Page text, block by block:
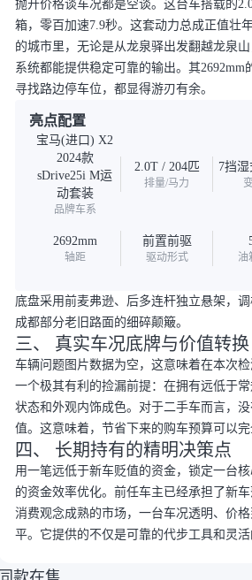
抛开价格谈车况都是空谈。这台车搭载的
箱，零百加速7.9秒。这套动力总成正值壮
的城市里，无论是从龙泉驿出发翻越龙泉
系统都能提供稳定可靠的输出。其
寻找路边停车位，都显得游刃有余。
亮点配置
宝马(进口) X2
2024款
sDrive25i M运
动套装
品牌车系
2.0T / 204匹
排量/马力
7挡
2692mm
轴距
前置前驱
驱动形式 油
底盘采用前麦弗逊、后多连杆独立悬架，
成都部分老旧路面的细碎颠簸。
三、 真实车况底牌与价值转换
车辆问题图片数据为空，这意味着在本次
一个极其有利的捡漏前提：在拥有远低于
状态和外观内饰成色。对于二手车而言，
值。这意味着，节省下来的购车预算可以
四、 长期持有的精明决策点
用一笔远低于新车贬值的资金，锁定一台
的资金效率优化。前任车主已经承担了新
消费观念成熟的市场，一台车况透明、价
平。它提供的不仅是可靠的代步工具和灵